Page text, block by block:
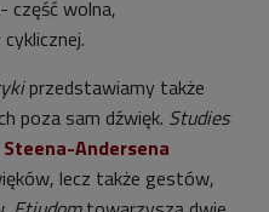
część wolna,
przedstawiamy także
poza sam dźwięk. Studies
Andersena
lecz także gestów,